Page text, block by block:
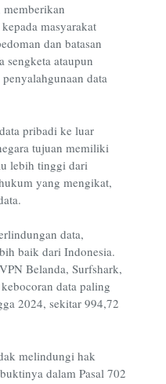
masyarakat
dan batasan
sengketa ataupun
data
pribadi ke luar
tujuan memiliki
lebih tinggi dari
yang mengikat,
data,
baik dari Indonesia.
Belanda, Surfshark,
data paling
2024, sekitar 994,72
melindungi hak
dalam Pasal 702